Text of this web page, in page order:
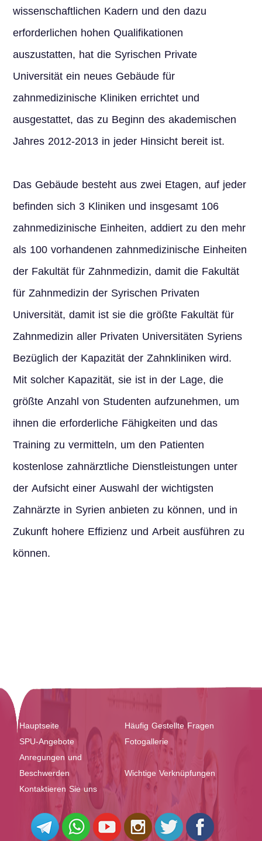
wissenschaftlichen Kadern und den dazu
erforderlichen hohen Qualifikationen
auszustatten, hat die Syrischen Private
Universität ein neues Gebäude für
zahnmedizinische Kliniken errichtet und
ausgestattet, das zu Beginn des akademischen
Jahres 2012-2013 in jeder Hinsicht bereit ist.
Das Gebäude besteht aus zwei Etagen, auf jeder
befinden sich 3 Kliniken und insgesamt 106
zahnmedizinische Einheiten, addiert zu den mehr
als 100 vorhandenen zahnmedizinische Einheiten
der Fakultät für Zahnmedizin, damit die Fakultät
für Zahnmedizin der Syrischen Privaten
Universität, damit ist sie die größte Fakultät für
Zahnmedizin aller Privaten Universitäten Syriens
Bezüglich der Kapazität der Zahnkliniken wird.
Mit solcher Kapazität, sie ist in der Lage, die
größte Anzahl von Studenten aufzunehmen, um
ihnen die erforderliche Fähigkeiten und das
Training zu vermitteln, um den Patienten
kostenlose zahnärztliche Dienstleistungen unter
der Aufsicht einer Auswahl der wichtigsten
Zahnärzte in Syrien anbieten zu können, und in
Zukunft hohere Effizienz und Arbeit ausführen zu
können.
Hauptseite
Häufig Gestellte Fragen
SPU-Angebote
Fotogallerie
Anregungen und
Beschwerden
Wichtige Verknüpfungen
Kontaktieren Sie uns